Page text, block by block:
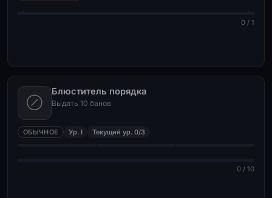
0 / 1
Блюститель порядка
Выдать 10 банов
ОБЫЧНОЕ Ур. I Текущий ур. 0/3
0 / 10